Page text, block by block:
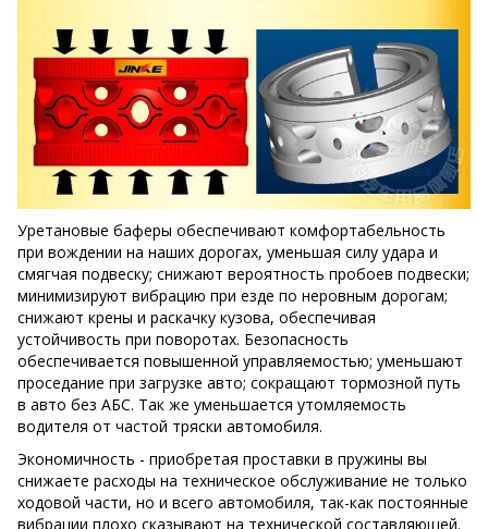
Уретановые баферы обеспечивают комфортабельность
при вождении на наших дорогах, уменьшая силу удара и
смягчая подвеску; снижают вероятность пробоев подвески;
минимизируют вибрацию при езде по неровным дорогам;
снижают крены и раскачку кузова, обеспечивая
устойчивость при поворотах. Безопасность
обеспечивается повышенной управляемостью; уменьшают
проседание при загрузке авто; сокращают тормозной путь
в авто без АБС. Так же уменьшается утомляемость
водителя от частой тряски автомобиля.
Экономичность - приобретая проставки в пружины вы
снижаете расходы на техническое обслуживание не только
ходовой части, но и всего автомобиля, так-как постоянные
вибрации плохо сказывают на технической составляющей.